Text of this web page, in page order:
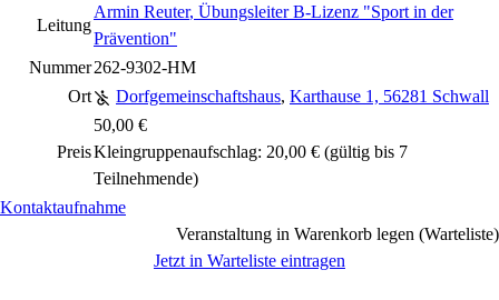
Leitung
Armin Reuter, Übungsleiter B-Lizenz "Sport in der
Prävention"
Nummer262-9302-HM
Ort
Dorfgemeinschaftshaus, Karthause 1, 56281 Schwall
Preis
50,00 €
Kleingruppenaufschlag: 20,00 € (gültig bis 7
Teilnehmende)
Kontaktaufnahme
Veranstaltung in Warenkorb legen (Warteliste)
Jetzt in Warteliste eintragen